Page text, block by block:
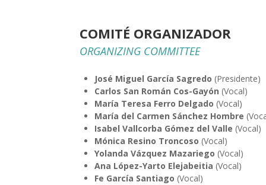
COMITÉ ORGANIZADOR
ORGANIZING COMMITTEE
José Miguel García Sagredo (Presidente)
Carlos San Román Cos-Gayón (Vocal)
María Teresa Ferro Delgado (Vocal)
María del Carmen Sánchez Hombre
Isabel Vallcorba Gómez del Valle (Vocal)
Mónica Resino Troncoso (Vocal)
Yolanda Vázquez Mazariego (Vocal)
Ana López-Yarto Elejabeitia (Vocal)
Fe García Santiago (Vocal)